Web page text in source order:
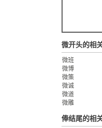
微开头的相
微班
微博
微策
微诚
微道
微雕
俸结尾的相